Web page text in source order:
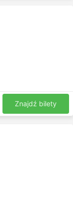
Ceny
pociągiem,
pod uwagę
W
pozwalają
to możliwe
Znajdź bilety